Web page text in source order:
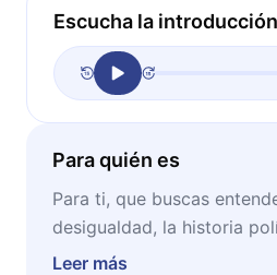
Escucha la introducción
Para quién es
Para ti, que buscas
desigualdad, la historia
los movimientos que
Leer más